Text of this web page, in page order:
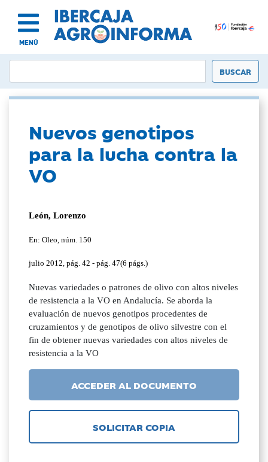
MENÚ
Nuevos genotipos
para la lucha contra la
VO
León, Lorenzo
En: Oleo, núm. 150
julio 2012, pág. 42 - pág. 47(6 págs.)
Nuevas variedades o patrones de olivo con altos niveles
de resistencia a la VO en Andalucía. Se aborda la
evaluación de nuevos genotipos procedentes de
cruzamientos y de genotipos de olivo silvestre con el
fin de obtener nuevas variedades con altos niveles de
resistencia a la VO
ACCEDER AL DOCUMENTO
SOLICITAR COPIA